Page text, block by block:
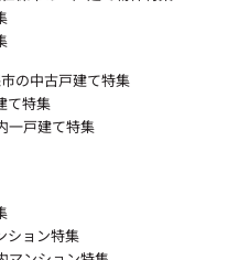
の中古戸建て特集
て特集
一戸建て特集
ション特集